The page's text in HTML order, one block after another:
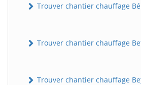
Trouver chantier chauffage
Trouver chantier chauffage
Trouver chantier chauffage